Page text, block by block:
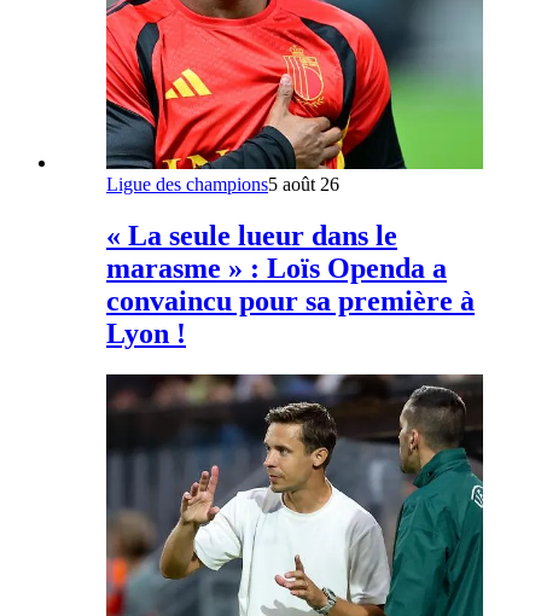
Ligue des champions5 août 26
« La seule lueur dans le
marasme » : Loïs Openda a
convaincu pour sa première à
Lyon !